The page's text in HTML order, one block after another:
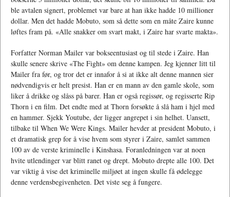
ble avtalen signert, problemet var bare at han ikke hadde 10 millioner
dollar. Men det hadde Mobuto, som så dette som en måte Zaire kunne
løftes fram på. «Alle snakker om svart makt, i Zaire har svarte makta».
Forfatter Norman Mailer var bokseentusiast og til stede i Zaire. Han
skulle senere skrive «The Fight» om denne kampen. Jeg kjenner litt til
Mailer fra før, og tror det er innafor å si at ikke alt denne mannen sier
nødvendigvis er helt presist. Han er en mann av den gamle skole, som
liker å drikke og slåss på barer. Han er også regissør, og regisserte Rip
Thorn i en film. Det endte med at Thorn forsøkte å slå ham i hjel med
en hammer. Sjekk Youtube, der ligger angrepet i sin helhet. Uansett,
tilbake til When We Were Kings. Mailer hevder at president Mobuto, i
et dramatisk grep for å vise hvem som styrer i Zaire, samlet sammen
100 av de verste kriminelle i Kinshasa. Foranledningen var at noen
hvite utlendinger var blitt ranet og drept. Mobuto drepte alle 100. Det
var viktig å vise det kriminelle miljøet at ingen skulle få ødelegge
denne verdensbegivenheten. Det viste seg å fungere.